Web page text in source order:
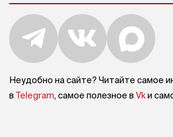
Неудобно на сайте? Читайте самое
в Telegram, самое полезное в Vkи